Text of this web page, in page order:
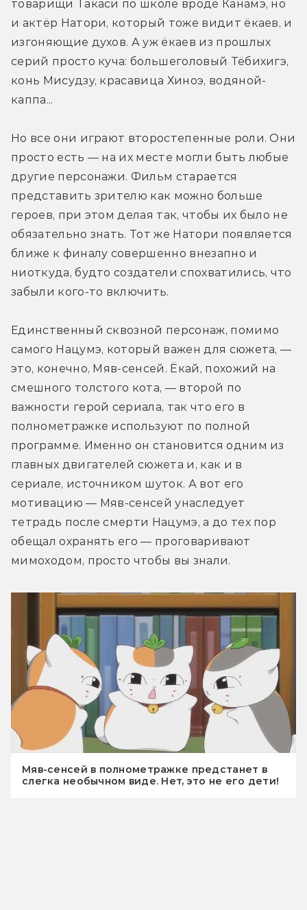
товарищи Такаси по школе вроде Канамэ, но
и актёр Натори, который тоже видит ёкаев, и
изгоняющие духов. А уж ёкаев из прошлых
серий просто куча: большеголовый Тёбихигэ,
конь Мисудзу, красавица Хиноэ, водяной-
каппа...
Но все они играют второстепенные роли. Они
просто есть — на их месте могли быть любые
другие персонажи. Фильм старается
представить зрителю как можно больше
героев, при этом делая так, чтобы их было не
обязательно знать. Тот же Натори появляется
ближе к финалу совершенно внезапно и
ниоткуда, будто создатели спохватились, что
забыли кого-то включить.
Единственный сквозной персонаж, помимо
самого Нацумэ, который важен для сюжета, —
это, конечно, Мяв-сенсей. Ёкай, похожий на
смешного толстого кота, — второй по
важности герой сериала, так что его в
полнометражке используют по полной
программе. Именно он становится одним из
главных двигателей сюжета и, как и в
сериале, источником шуток. А вот его
мотивацию — Мяв-сенсей унаследует
тетрадь после смерти Нацумэ, а до тех пор
обещал охранять его — проговаривают
мимоходом, просто чтобы вы знали.
Мяв-сенсей в полнометражке предстанет в
слегка необычном виде. Нет, это не его дети!